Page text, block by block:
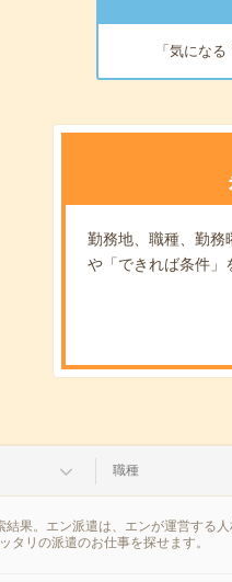
「気にな
勤務地、職種、勤務
や「できれば条件」
職種
果。エン派遣は、エンが運営する
タリの派遣のお仕事を探せます。